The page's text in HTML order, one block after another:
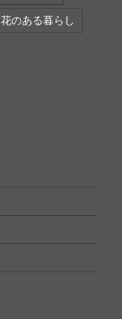
花のある暮らし